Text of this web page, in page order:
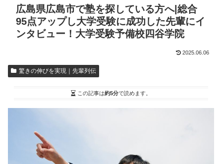
広島県広島市で塾を探している方へ|総合
95点アップし大学受験に成功した先輩にイ
ンタビュー！大学受験予備校四谷学院
2025.06.06
驚きの伸びを実現｜先輩列伝
この記事は約5分で読めます。